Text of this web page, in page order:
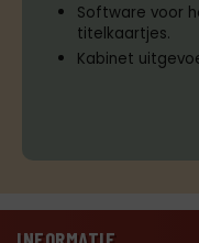
Software voor
titelkaartjes.
Kabinet